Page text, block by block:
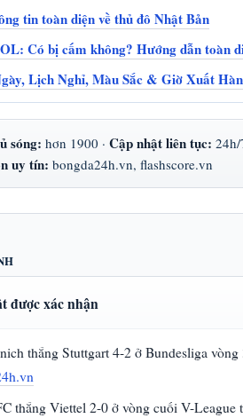
tin toàn diện về thủ đô Nhật Bản
Có bị cấm không? Hướng dẫn toàn
Lịch Nghỉ, Màu Sắc & Giờ Xuất
sóng: hơn 1900 · Cập nhật liên tục:
uy tín: bongda24h.vn, flashscore.vn
được xác nhận
thắng Stuttgart 4-2 ở Bundesliga
thắng Viettel 2-0 ở vòng cuối V-League